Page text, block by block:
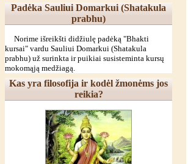
Padėka Sauliui Domarkui (Shatakula
prabhu)
Norime išreikšti didžiulę padėką "Bhakti
kursai" vardu Sauliui Domarkui (Shatakula
prabhu) už surinkta ir puikiai susisteminta kursų
mokomąją medžiagą.
Kas yra filosofija ir kodėl žmonėms jos
reikia?